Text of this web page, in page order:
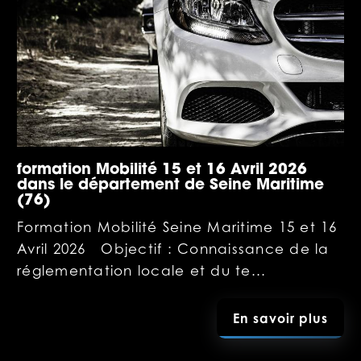
formation Mobilité 15 et 16 Avril 2026
dans le département de Seine Maritime
(76)
Formation Mobilité Seine Maritime 15 et 16
Avril 2026 Objectif : Connaissance de la
réglementation locale et du te...
En savoir plus